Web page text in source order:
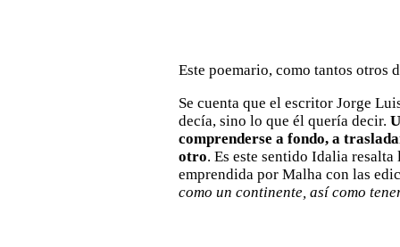
Este poemario, como tantos otros
Se cuenta que el escritor Jorge
decía, sino lo que él quería decir.
comprenderse a fondo, a
otro. Es este sentido Idalia
emprendida por Malha con las
como un continente, así como